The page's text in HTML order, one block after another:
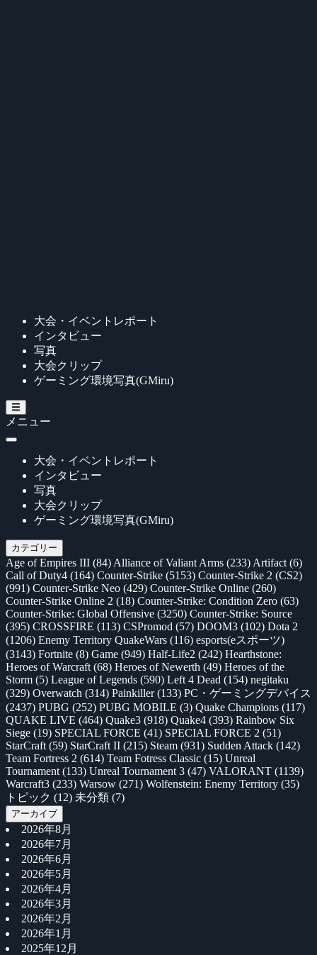
大会・イベントレポート
インタビュー
写真
大会クリップ
ゲーミング環境写真(GMiru)
メニュー
大会・イベントレポート
インタビュー
写真
大会クリップ
ゲーミング環境写真(GMiru)
カテゴリー
Age of Empires III (84) Alliance of Valiant Arms (233) Artifact (6)
Call of Duty4 (164) Counter-Strike (5153) Counter-Strike 2 (CS2)
(991) Counter-Strike Neo (429) Counter-Strike Online (260)
Counter-Strike Online 2 (18) Counter-Strike: Condition Zero (63)
Counter-Strike: Global Offensive (3250) Counter-Strike: Source
(395) CROSSFIRE (113) CSPromod (57) DOOM3 (102) Dota 2
(1206) Enemy Territory QuakeWars (116) esports(eスポーツ)
(3143) Fortnite (8) Game (949) Half-Life2 (242) Hearthstone:
Heroes of Warcraft (68) Heroes of Newerth (49) Heroes of the
Storm (5) League of Legends (590) Left 4 Dead (154) negitaku
(329) Overwatch (314) Painkiller(133) PC・ゲーミングデバイス
(2437) PUBG (252) PUBG MOBILE (3) Quake Champions (117)
QUAKE LIVE (464) Quake3 (918) Quake4 (393) Rainbow Six
Siege (19) SPECIAL FORCE (41) SPECIAL FORCE 2 (51)
StarCraft (59) StarCraft II (215) Steam (931) Sudden Attack (142)
Team Fortress 2 (614) Team Fotress Classic (15) Unreal
Tournament (133) Unreal Tournament 3 (47) VALORANT (1139)
Warcraft3 (233) Warsow (271) Wolfenstein: Enemy Territory (35)
トピック (12) 未分類 (7)
アーカイブ
2026年8月
2026年7月
2026年6月
2026年5月
2026年4月
2026年3月
2026年2月
2026年1月
2025年12月